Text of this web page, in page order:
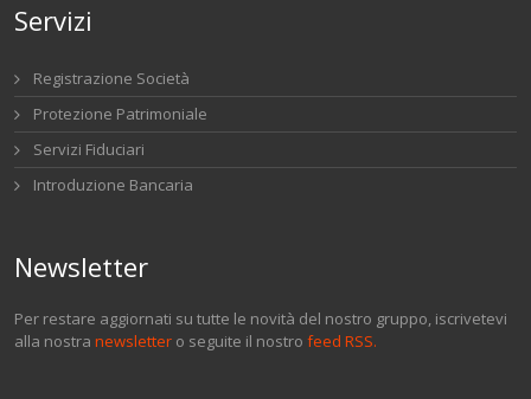
Servizi
Registrazione Società
Protezione Patrimoniale
Servizi Fiduciari
Introduzione Bancaria
Newsletter
Per restare aggiornati su tutte le novità del nostro gruppo, iscrivetevi
alla nostranewsletter o seguite il nostrofeed RSS.